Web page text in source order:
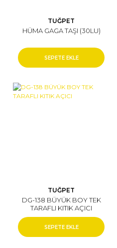
TUĞPET
HÜMA GAGA TAŞI (30LU)
SEPETE EKLE
TUĞPET
DG-138 BÜYÜK BOY TEK
TARAFLI KITIK AÇICI
SEPETE EKLE